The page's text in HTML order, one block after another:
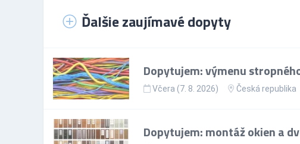
Ďalšie zaujímavé dopyty
Dopytujem: výmenu
Včera (7. 8. 2026) Česká republika
Dopytujem: montáž okien a